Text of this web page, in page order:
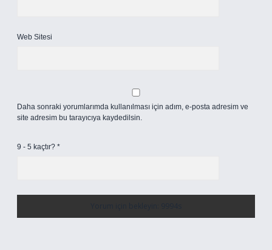
Web Sitesi
Daha sonraki yorumlarımda kullanılması için adım, e-posta adresim ve
site adresim bu tarayıcıya kaydedilsin.
9 - 5 kaçtır? *